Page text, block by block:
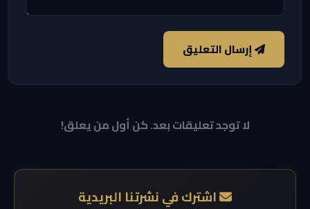
إرسال التعليق
لا توجد تعليقات بعد. كن أول من يعلق!
اشترك في نشرتنا البريدية